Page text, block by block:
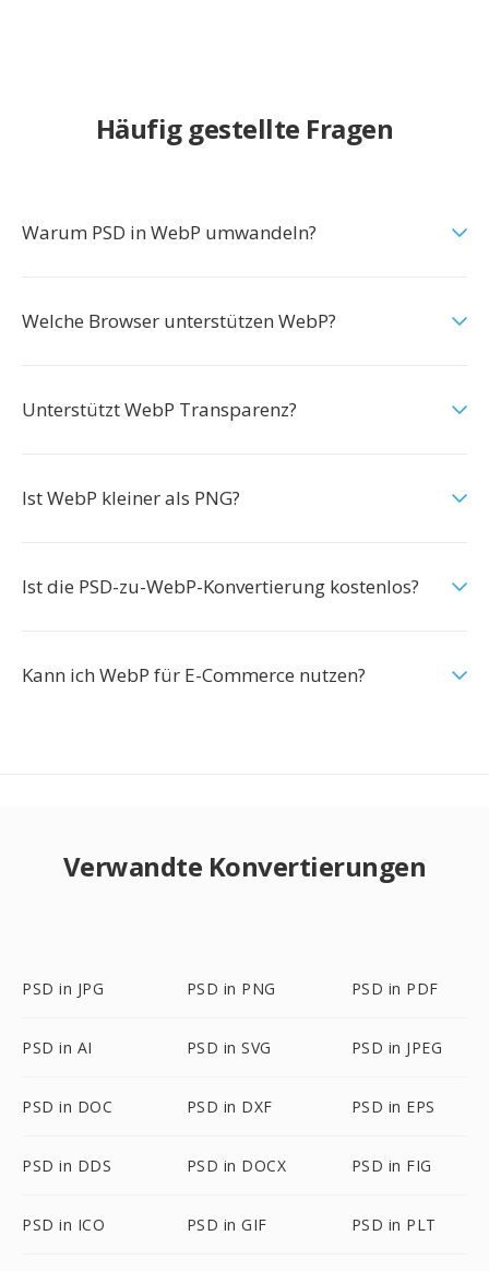
Häufig gestellte Fragen
Warum PSD in WebP umwandeln?
Welche Browser unterstützen WebP?
Unterstützt WebP Transparenz?
Ist WebP kleiner als PNG?
Ist die PSD-zu-WebP-Konvertierung kostenlos?
Kann ich WebP für E-Commerce nutzen?
Verwandte Konvertierungen
PSD in JPG PSD in PNG PSD in PDF
PSD in AI PSD in SVG PSD in JPEG
PSD in DOC PSD in DXF PSD in EPS
PSD in DDS PSD in DOCX PSD in FIG
PSD in ICO PSD in GIF PSD in PLT